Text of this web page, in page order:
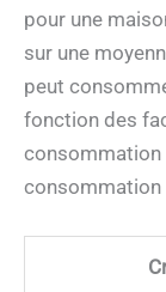
pour une
sur une
peut
fonction des
consommation
consommation